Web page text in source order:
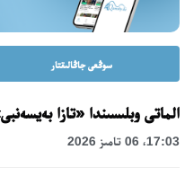
سوڭعى جاڭالىقتار
الماتى وبلىسىندا «تازا بەيسەنبى»: 510 توننا قوقىس
17:03، 06 تامىز 2026